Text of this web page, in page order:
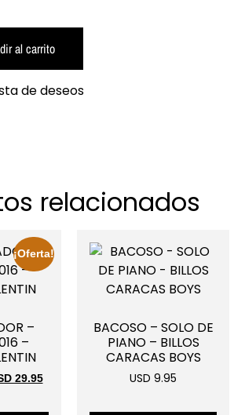
al carrito
de deseos
relacionados
¡Oferta!
–
–
29.95
BACOSO – SOLO DE
PIANO – BILLOS
CARACAS BOYS
USD 9.95